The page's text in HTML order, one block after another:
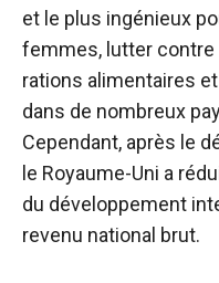
et le plus ingénieux
femmes, lutter contre
rations alimentaires
dans de nombreux
Cependant, après le
le Royaume-Uni a
du développement
revenu national brut.